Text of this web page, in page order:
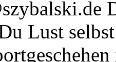
Lust